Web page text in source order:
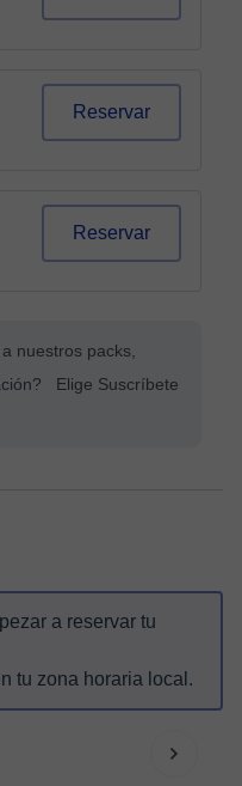
Reservar
Reservar
nuestros packs,
Elige Suscríbete
a reservar tu
tu zona horaria local.